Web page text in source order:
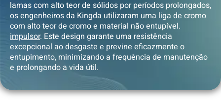
lamas com alto teor de sólidos por períodos prolongados,
os engenheiros da Kingda utilizaram uma liga de cromo
com alto teor de cromo e material não entupível.
impulsor. Este design garante uma resistência
excepcional ao desgaste e previne eficazmente o
entupimento, minimizando a frequência de manutenção
e prolongando a vida útil.